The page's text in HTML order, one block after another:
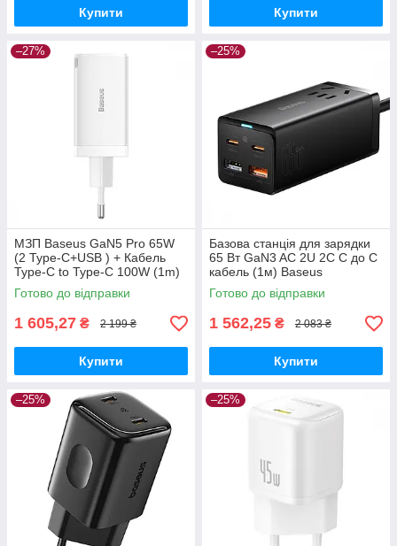
Купити Купити
–27%
МЗП Baseus GaN5 Pro 65W
(2 Type-С+USB ) + Кабель
Type-C to Type-C 100W (1m)
white
Готово до відправки
1 605,27 ₴ 2 199 ₴
Купити
–25%
Базова станція для зарядки
65 Вт GaN3 AC 2U 2C C до C
кабель (1м) Baseus
(PSZM000001) Чорний
Готово до відправки
1 562,25 ₴ 2 083 ₴
Купити
–25% –25%